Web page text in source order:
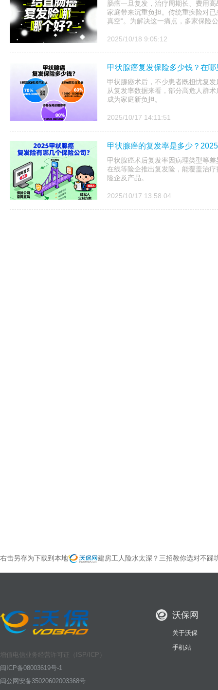
肠癌一旦复发，治疗周期长、费用
家庭带来沉重负担。传统重疾险对
真空”。为解决这一痛点，多家保险
2025/10/18 9:05:12
甲状腺癌复发保险多少钱？在
甲状腺癌术后，不少患者既担忧复
从复发率数据来看，部分高危人群
成为家庭新负担。
2025/10/17 14:11:51
甲状腺癌的复发率是多少？
甲状腺癌术后复发率因病理类型等
在线等险企推出复发险，能覆盖治
险企及产品。
2025/10/17 13:58:04
右击另存为下载到本地 建房工人险水太深？三招教你选对不踩
增值电信业务经营许可证（ISP/ICP）
闽ICP备08003619号-1
闽公网安备35020602003368号
沃保网
关于沃保
手机站